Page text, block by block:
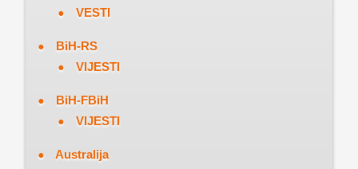
VESTI
BiH-RS
VIJESTI
BiH-FBiH
VIJESTI
Australija